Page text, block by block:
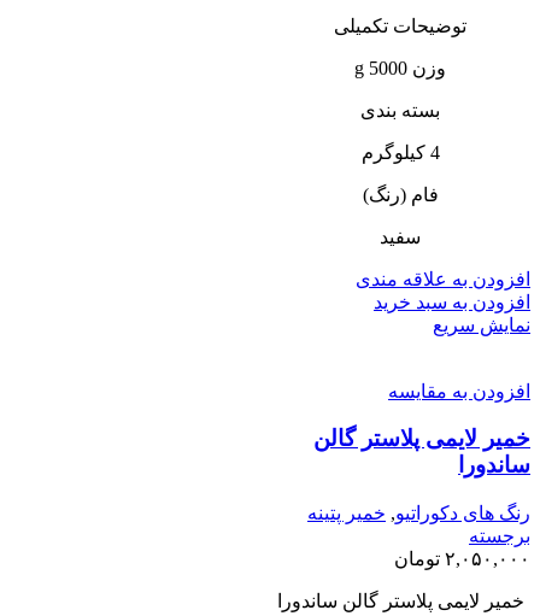
توضیحات تکمیلی
وزن 5000 g
بسته بندی
4 کیلوگرم
فام (رنگ)
سفید
افزودن به علاقه مندی
افزودن به سبد خرید
نمایش سریع
افزودن به مقایسه
خمیر لایمی پلاستر گالن
ساندورا
رنگ های دکوراتیو, خمیر پتینه
برجسته
۲,۰۵۰,۰۰۰ تومان
خمیر لایمی پلاستر گالن ساندورا